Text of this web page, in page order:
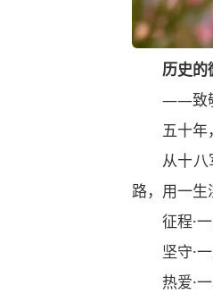
历史的
——致
五十年
从十八
路，用一生
征程·
坚守·
热爱·